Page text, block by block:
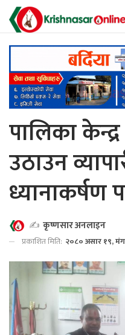
पालिका
उठाउन
ध्यानाकर्षण
✍️ कृष्णसार अनलाइन
प्रकाशित मिति: २०८० असार १९,